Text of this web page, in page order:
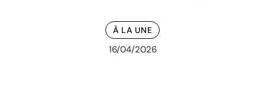
À LA UNE
16/04/2026